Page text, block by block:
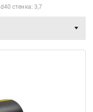
стенка: 3,7